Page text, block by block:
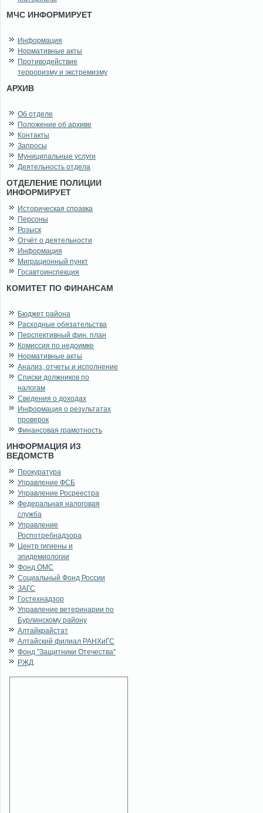
МЧС ИНФОРМИРУЕТ
Информация
Нормативные акты
Противодействие
терроризму и экстремизму
АРХИВ
Об отделе
Положение об архиве
Контакты
Запросы
Муниципальные услуги
Деятельность отдела
ОТДЕЛЕНИЕ ПОЛИЦИИ
ИНФОРМИРУЕТ
Историческая справка
Персоны
Розыск
Отчёт о деятельности
Информация
Миграционный пункт
Госавтоинспекция
КОМИТЕТ ПО ФИНАНСАМ
Бюджет района
Расходные обязательства
Перспективный фин. план
Комиссия по недоимке
Нормативные акты
Анализ, отчеты и исполнение
Списки должников по
налогам
Сведения о доходах
Информация о результатах
проверок
Финансовая грамотность
ИНФОРМАЦИЯ ИЗ
ВЕДОМСТВ
Прокуратура
Управление ФСБ
Управление Росреестра
Федеральная налоговая
служба
Управление
Роспотребнадзора
Центр гигиены и
эпидемиологии
Фонд ОМС
Социальный Фонд России
ЗАГС
Гостехнадзор
Управление ветеринарии по
Бурлинскому району
Алтайкрайстат
Алтайский филиал РАНХиГС
Фонд "Защитники Отечества"
РЖД